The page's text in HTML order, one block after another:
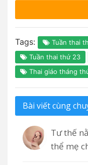
Tags: Tuần thai
Tuần thai thứ 23
Thai giáo tháng
Bài viết cùng
Tư thế
thể mẹ